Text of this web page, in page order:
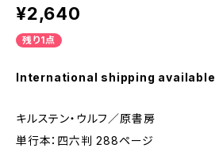
¥2,640
残り1点
International shipping available
キルステン・ウルフ／原書房
単行本：四六判 288ページ